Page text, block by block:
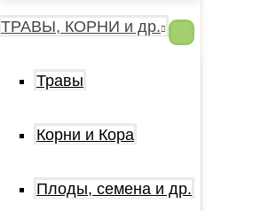
ТРАВЫ, КОРНИ и др.
Травы
Корни и Кора
Плоды, семена и др.